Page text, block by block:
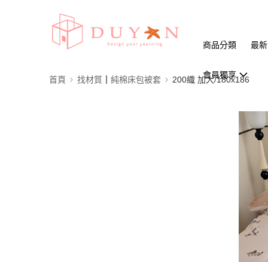
商品分類 最
會員獨享
首頁 找材質┃純棉床包被套 200織 加大/180x186